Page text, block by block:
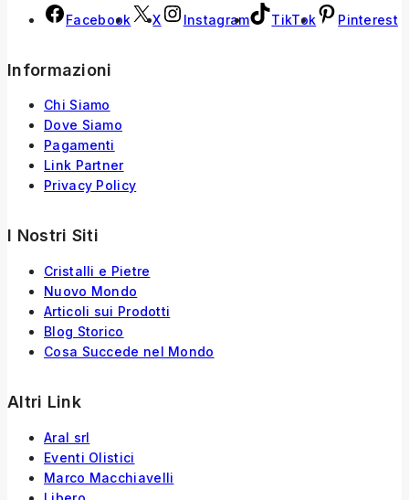
Facebook X Instagram TikTok Pinterest
Informazioni
Chi Siamo
Dove Siamo
Pagamenti
Link Partner
Privacy Policy
I Nostri Siti
Cristalli e Pietre
Nuovo Mondo
Articoli sui Prodotti
Blog Storico
Cosa Succede nel Mondo
Altri Link
Aral srl
Eventi Olistici
Marco Macchiavelli